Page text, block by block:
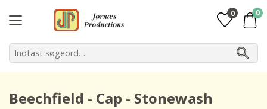
0 0
Beechfield - Cap - Stonewash